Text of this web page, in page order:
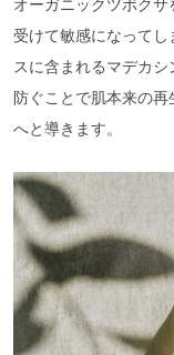
オーガニックツボク
受けて敏感になって
スに含まれるマデカ
防ぐことで肌本来の
へと導きます。